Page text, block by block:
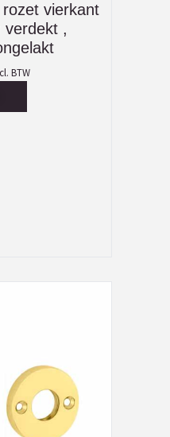
vierkant
verdekt ,
BTW